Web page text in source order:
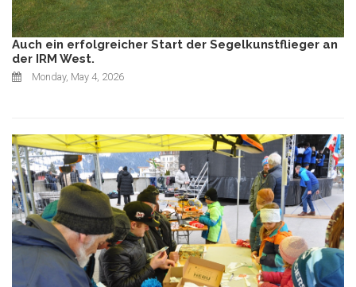
Auch ein erfolgreicher Start der Segelkunstflieger an
der IRM West.
Monday, May 4, 2026